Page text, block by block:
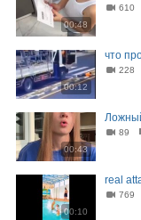
00:48
610
00:12
что
228
00:43
89
00:10
real
769